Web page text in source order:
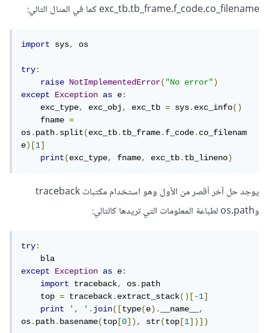
exc_tb.tb_frame.f_code.co_filename كما في المثال التالي:
import sys, os
try:
raise
NotImplementedError("No error")
except
Exception as e:
    exc_type
, exc_obj, exc_tb = sys.exc_info()
    fname
=
os.path.split(exc_tb.tb_frame.f_code.co_filenam
e)[1]
print(exc_type, fname, exc_tb.tb_lineno)
يوجد حل آخر أقصر من الأول وهو استخدام مكتبات traceback
وos.path لطباعة المعلومات التي تريدها كالتالي:
try:
except
Exception as e:
import
traceback, os.path
    top
= traceback.extract_stack()[-1]
print
', '.join([type(e). __name__,
os.path.basename(top [0]), str(top [1])])